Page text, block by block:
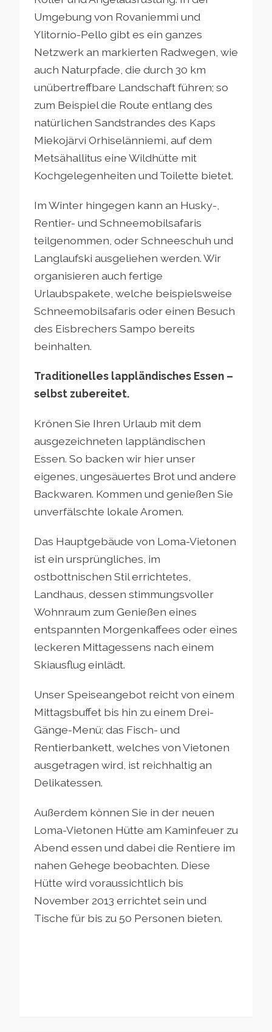
Umgebung von Rovaniemmi und
Ylitornio-Pello gibt es ein ganzes
Netzwerk an markierten Radwegen, wie
auch Naturpfade, die durch 30 km
unübertreffbare Landschaft führen; so
zum Beispiel die Route entlang des
natürlichen Sandstrandes des Kaps
Miekojärvi Orhiselänniemi, auf dem
Metsähallitus eine Wildhütte mit
Kochgelegenheiten und Toilette bietet.
Im Winter hingegen kann an Husky-,
Rentier- und Schneemobilsafaris
teilgenommen, oder Schneeschuh und
Langlaufski ausgeliehen werden. Wir
organisieren auch fertige
Urlaubspakete, welche beispielsweise
Schneemobilsafaris oder einen Besuch
des Eisbrechers Sampo bereits
beinhalten.
Traditionelles lappländisches Essen –
selbst zubereitet.
Krönen Sie Ihren Urlaub mit dem
ausgezeichneten lappländischen
Essen. So backen wir hier unser
eigenes, ungesäuertes Brot und andere
Backwaren. Kommen und genießen Sie
unverfälschte lokale Aromen.
Das Hauptgebäude von Loma-Vietonen
ist ein ursprüngliches, im
ostbottnischen Stil errichtetes,
Landhaus, dessen stimmungsvoller
Wohnraum zum Genießen eines
entspannten Morgenkaffees oder eines
leckeren Mittagessens nach einem
Skiausflug einlädt.
Unser Speiseangebot reicht von einem
Mittagsbuffet bis hin zu einem Drei-
Gänge-Menü; das Fisch- und
Rentierbankett, welches von Vietonen
ausgetragen wird, ist reichhaltig an
Delikatessen.
Außerdem können Sie in der neuen
Loma-Vietonen Hütte am Kaminfeuer zu
Abend essen und dabei die Rentiere im
nahen Gehege beobachten. Diese
Hütte wird voraussichtlich bis
November 2013 errichtet sein und
Tische für bis zu 50 Personen bieten.